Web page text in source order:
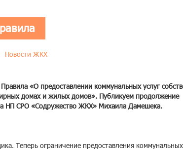
Новости ЖКХ
«О предоставлении коммунальных услуг
домах и жилых домов». Публикуем продолжение
НП СРО «Содружество ЖКХ» Михаила Дамешека.
Теперь ограничение предоставления